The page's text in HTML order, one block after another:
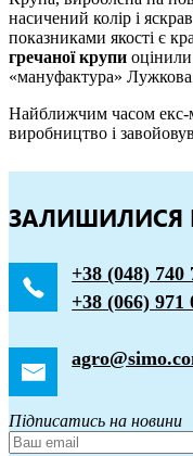
насичений колір і
показниками якості є
гречаної крупи оцінили
«мануфактура»
Найближчим часом
виробництво і
ЗАЛИШИЛИСЯ
+38 (048) 740
+38 (066) 971
Підписатись на новини